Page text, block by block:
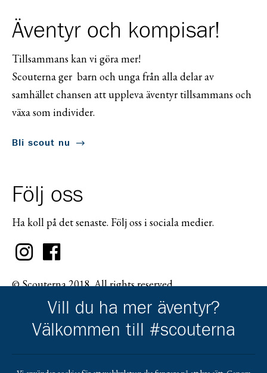
Äventyr och kompisar!
Tillsammans kan vi göra mer!
Scouterna ger barn och unga från alla delar av
samhället chansen att uppleva äventyr tillsammans och
växa som individer.
Bli scout nu
Följ oss
Ha koll på det senaste. Följ oss i sociala medier.
© Scouterna 2018. All rights reserved.
Vill du ha mer äventyr?
Välkommen till #scouterna